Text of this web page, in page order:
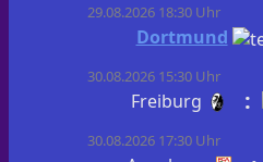
29.08.2026 18:30 Uhr
Dortmund
30.08.2026 15:30 Uhr
Freiburg :
30.08.2026 17:30 Uhr